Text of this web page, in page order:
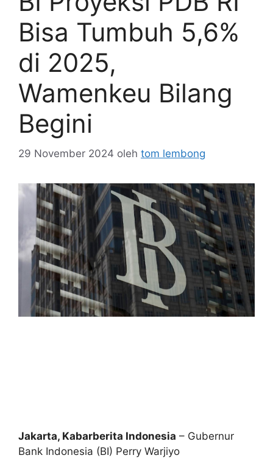
Bisa Tumbuh 5,6%
di 2025,
Wamenkeu Bilang
Begini
29 November 2024 oleh tom lembong
Jakarta, Kabarberita Indonesia – Gubernur
Bank Indonesia (BI) Perry Warjiyo